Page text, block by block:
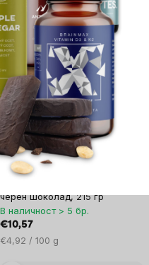
за
мярка:
BrainMax Pure® Mandarin in
Dark Chocolate,
черен шоколад, 215 гр
3x
В наличност > 5 бр.
€10,57
Цена
€4,92 / 100 g